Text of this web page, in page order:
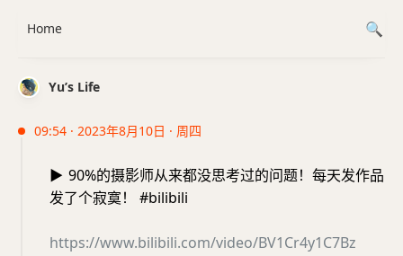
Yu’s Life
09:54 · 2023年8月10日 · 周四
▶️ 90%的摄影师从来都没思考过的问题！每天发作品
发了个寂寞！ #bilibili
https://www.bilibili.com/video/BV1Cr4y1C7Bz
Home